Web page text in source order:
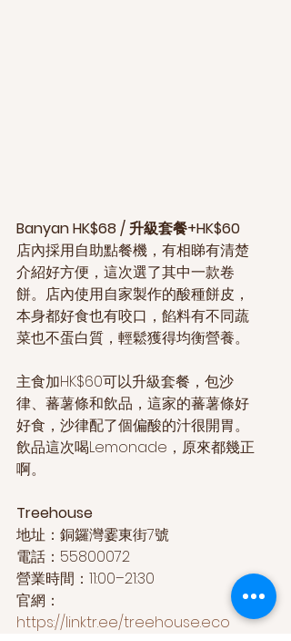
Banyan HK$68 / 升級套餐+HK$60
店內採用自助點餐機，有相睇有清楚
介紹好方便，這次選了其中一款卷
餅。店內使用自家製作的酸種餅皮，
本身都好食也有咬口，餡料有不同蔬
菜也不蛋白質，輕鬆獲得均衡營養。
主食加HK$60可以升級套餐，包沙
律、蕃薯條和飲品，這家的蕃薯條好
好食，沙律配了個偏酸的汁很開胃。
飲品這次喝Lemonade，原來都幾正
啊。
Treehouse
地址：銅鑼灣霎東街7號
電話：55800072
營業時間：11:00–21:30
官網：
https://linktr.ee/treehouse.eco